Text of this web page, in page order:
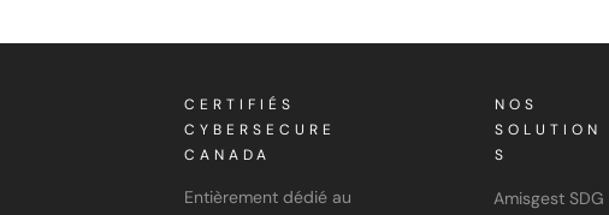
CERTIFIÉS
CYBERSECURE
CANADA
Entièrement dédié au
NOS
SOLUTION
S
Amisgest SDG